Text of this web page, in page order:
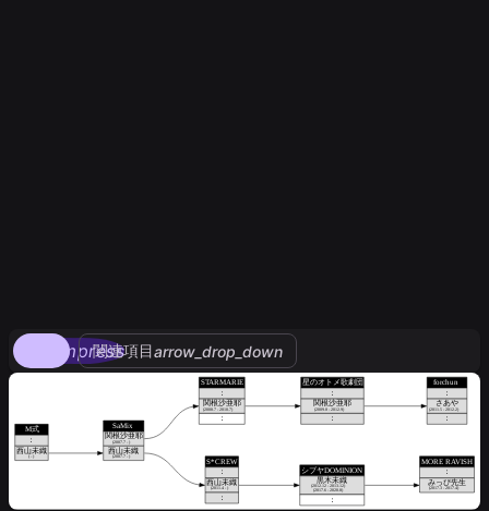
compress
関連項目arrow_drop_down